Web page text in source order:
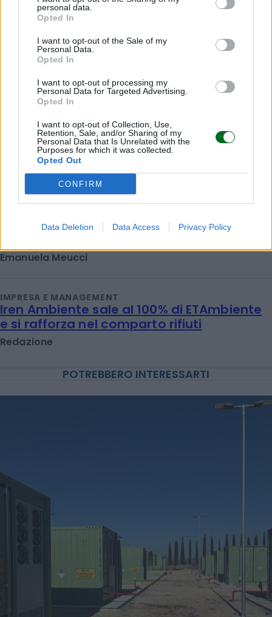
personal data.
Opted In
I want to opt-out of the Sale of my
Personal Data.
Opted In
I want to opt-out of processing my
Personal Data for Targeted Advertising.
Opted In
I want to opt-out of Collection, Use,
Retention, Sale, and/or Sharing of my
Personal Data that Is Unrelated with the
Purposes for which it was collected.
Opted Out
CONFIRM
Data Deletion Data Access Privacy Policy
21 Invest raggiunge un accordo di
cessione e reinvestimento in Energreen
Redazione
IMPRESA E MANAGEMENT
shopping: strategie per le aziende che non
Emanuela Meucci
IMPRESA E MANAGEMENT
Iren Ambiente sale al 100% di ETAmbiente
e si rafforza nel comparto rifiuti
Redazione
POTREBBERO INTERESSARTI